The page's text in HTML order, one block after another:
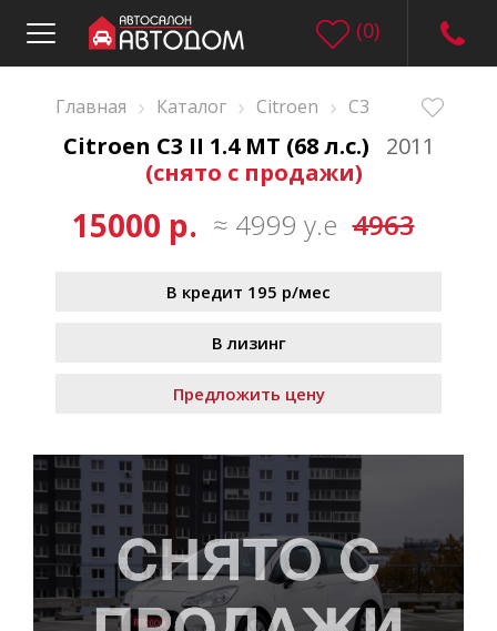
(0)
Главная › Каталог › Citroen › C3
Citroen C3 II 1.4 MT (68 л.с.)
2011
(снято с продажи)
15000 р. ≈ 4999 у.е 4963
В кредит 195 р/мес
В лизинг
Предложить цену